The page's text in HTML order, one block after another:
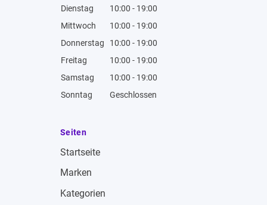
Dienstag
10:00 - 19:00
Mittwoch
10:00 - 19:00
Donnerstag
10:00 - 19:00
Freitag
10:00 - 19:00
Samstag
10:00 - 19:00
Sonntag
Geschlossen
Seiten
Startseite
Marken
Kategorien